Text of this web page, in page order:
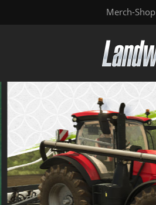
Merch-Shop